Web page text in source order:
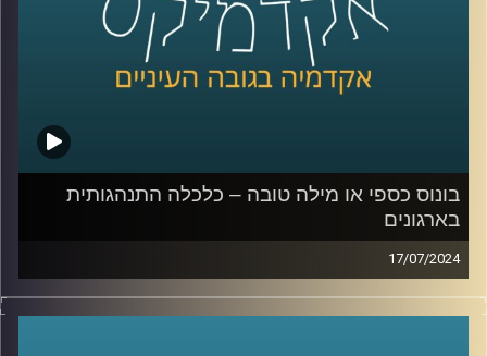
קרדיט תמונות:AudioVersity
בונוס כספי או מילה טובה – כלכלה התנהגותית
בארגונים
17/07/2024
דמיינו את התרחיש הבא:
אתם בעבודה שלכם עובדים קשה – ופתאום הבוס שלכם